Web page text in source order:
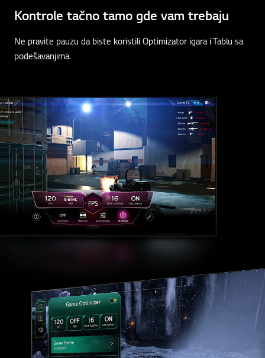
Kontrole tačno tamo gde vam trebaju
Ne pravite pauzu da biste koristili Optimizator igara i Tablu sa
podešavanjima.